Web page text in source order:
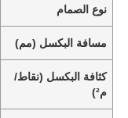
نوع الصمام
مسافة البكسل (مم)
كثافة البكسل (نقاط/
م²)